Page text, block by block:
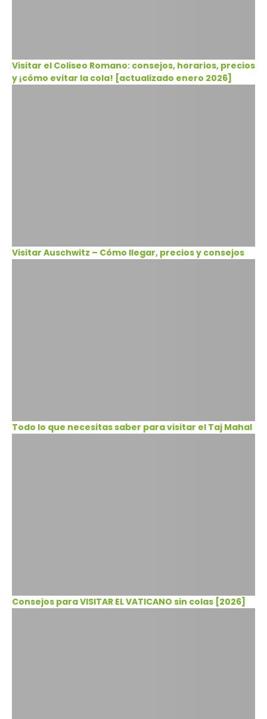
Visitar el Coliseo Romano: consejos, horarios, precios
y ¡cómo evitar la cola! [actualizado enero 2026]
Visitar Auschwitz – Cómo llegar, precios y consejos
Todo lo que necesitas saber para visitar el Taj Mahal
Consejos para VISITAR EL VATICANO sin colas [2026]